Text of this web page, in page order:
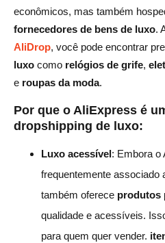
econômicos, mas também
fornecedores de bens de luxo.
AliDrop, você pode encontrar
luxo como relógios de grife,
e roupas da moda.
Por que o AliExpress é
dropshipping de luxo:
Luxo acessível: Embora o
frequentemente associado
também oferece produtos
qualidade e acessíveis.
para quem quer vender.